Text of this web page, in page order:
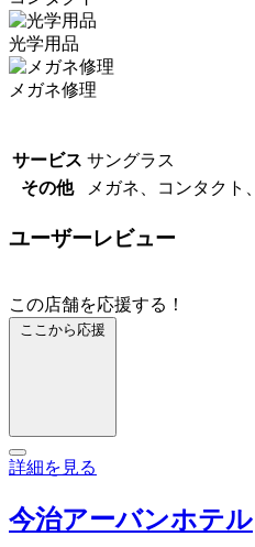
光学用品
メガネ修理
サービス サングラス
その他
メガネ、コンタクト
ユーザーレビュー
この店舗を応援する！
ここから応援
詳細を見る
今治アーバンホテル